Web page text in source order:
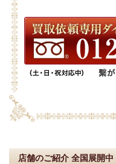
店舗のご紹介 全国展開中